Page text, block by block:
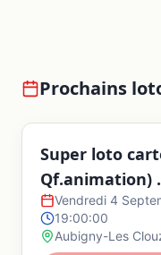
Prochains
Super loto
Qf.animation) .
Vendredi 4
19:00:00
Aubigny-Les